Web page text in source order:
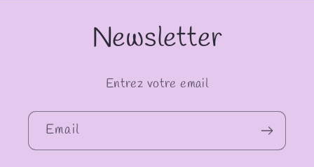
Newsletter
Entrez votre email
Email